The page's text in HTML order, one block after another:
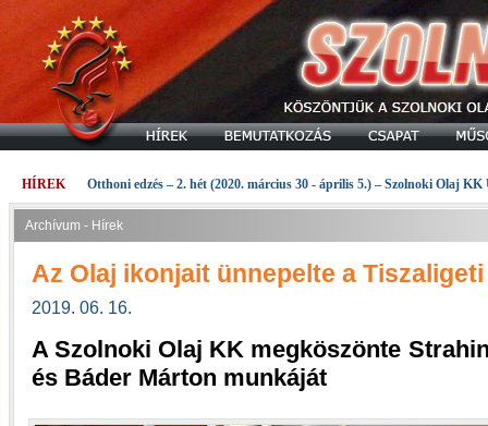
HÍREK Otthoni edzés – 2. hét (2020. március 30 - április 5.) – Szolnoki Olaj KK
Archívum - Hírek
Az Olaj ikonjait ünnepelte a
2019. 06. 16.
A Szolnoki Olaj KK megköszönte
és Báder Márton munkáját